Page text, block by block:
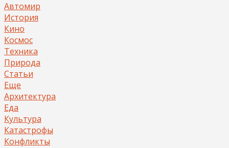
Автомир
История
Кино
Космос
Техника
Природа
Статьи
Еще
Архитектура
Еда
Культура
Катастрофы
Конфликты